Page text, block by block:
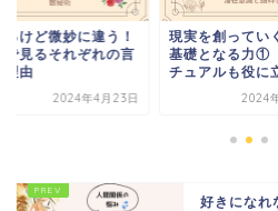
を創っていく６つの
となる力① スピリ
アルも役に立つ！
2024年11月20日
「ツイてないな
くしたい！」そ
おすすめの本！
好きになれ